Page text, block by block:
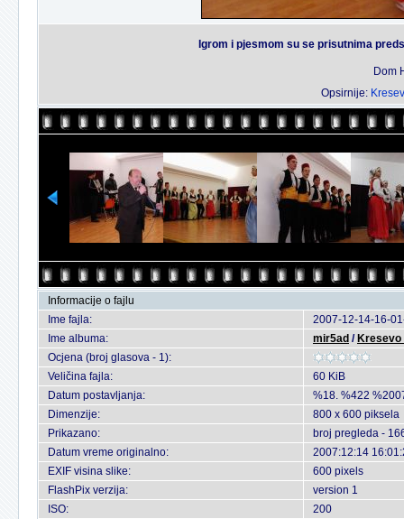
Igrom i pjesmom su se prisutnima
Dom
Opsirnije:
Informacije o fajlu
Ime fajla:
2007-12-14-16-
Ime albuma:
mir5ad /
Ocjena (broj glasova - 1):
Veličina fajla:
60 KiB
Datum postavljanja:
%18. %422
Dimenzije:
800 x 600 piksela
Prikazano:
broj pregleda -
Datum vreme originalno:
2007:12:14
EXIF visina slike:
600 pixels
FlashPix verzija:
version 1
ISO:
200